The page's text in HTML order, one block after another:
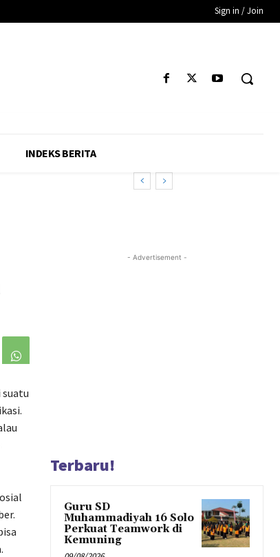
Sign in / Join
INDEKS BERITA
- Advertisement -
Terbaru!
Guru SD
Muhammadiyah 16 Solo
Perkuat Teamwork di
Kemuning